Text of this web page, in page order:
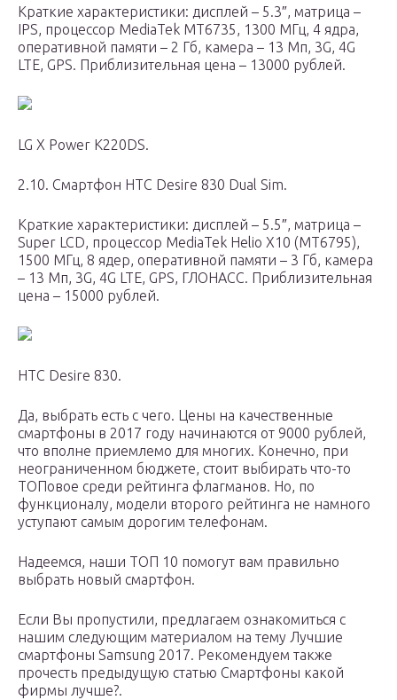
Краткие характеристики: дисплей – 5.3″, матрица –
IPS, процессор MediaTek MT6735, 1300 МГц, 4 ядра,
оперативной памяти – 2 Гб, камера – 13 Мп, 3G, 4G
LTE, GPS. Приблизительная цена – 13000 рублей.
LG X Power K220DS.
2.10. Смартфон HTC Desire 830 Dual Sim.
Краткие характеристики: дисплей – 5.5″, матрица –
Super LCD, процессор MediaTek Helio X10 (MT6795),
1500 МГц, 8 ядер, оперативной памяти – 3 Гб, камера
– 13 Мп, 3G, 4G LTE, GPS, ГЛОНАСС. Приблизительная
цена – 15000 рублей.
HTC Desire 830.
Да, выбрать есть с чего. Цены на качественные
смартфоны в 2017 году начинаются от 9000 рублей,
что вполне приемлемо для многих. Конечно, при
неограниченном бюджете, стоит выбирать что-то
ТОПовое среди рейтинга флагманов. Но, по
функционалу, модели второго рейтинга не намного
уступают самым дорогим телефонам.
Надеемся, наши ТОП 10 помогут вам правильно
выбрать новый смартфон.
Если Вы пропустили, предлагаем ознакомиться с
нашим следующим материалом на тему Лучшие
смартфоны Samsung 2017. Рекомендуем также
прочесть предыдущую статью Смартфоны какой
фирмы лучше?.